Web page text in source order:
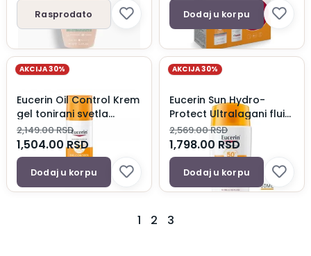
Rasprodato Dodaj u korpu
AKCIJA 30%
Eucerin Oil Control Krem
gel tonirani svetla
nijansa spf50 50ml
2,149.00RSD
1,504.00RSD
Dodaj u korpu
AKCIJA 30%
Eucerin Sun Hydro-
Protect Ultralagani fluid
za lice spf50+ 50ml
2,569.00RSD
1,798.00 RSD
Dodaj u korpu
1 2 3